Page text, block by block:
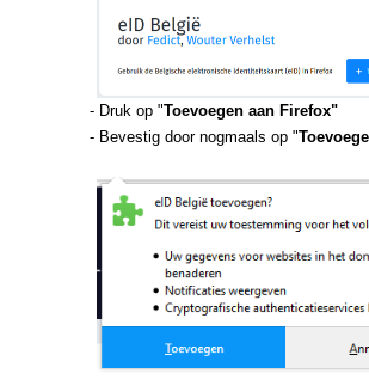
- Druk op "Toevoegen aan Firefox"
- Bevestig door nogmaals op "